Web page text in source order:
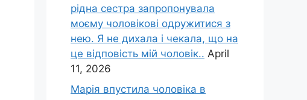
рідна сестра запропонувала
моєму чоловікові одружитися з
нею. Я не дихала і чекала, що на
це відповість мій чоловік.. April
11, 2026
Марія впустила чоловіка в